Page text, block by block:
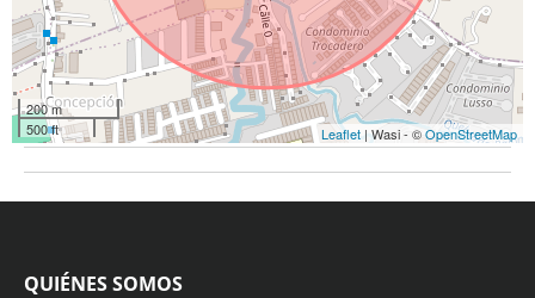
200 m
500 ft
Leaflet | Wasi - ©OpenStreetMap
QUIÉNES SOMOS